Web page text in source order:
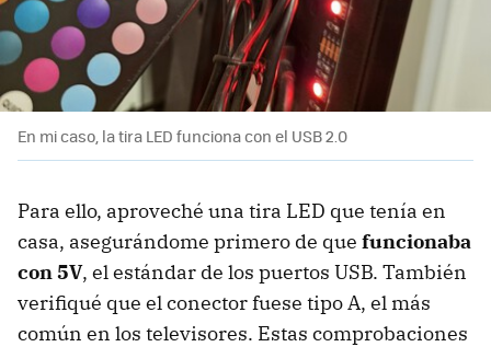
En mi caso, la tira LED funciona con el USB 2.0
Para ello, aproveché una tira LED que tenía en
casa, asegurándome primero de que funcionaba
con 5V, el estándar de los puertos USB. También
verifiqué que el conector fuese tipo A, el más
común en los televisores. Estas comprobaciones